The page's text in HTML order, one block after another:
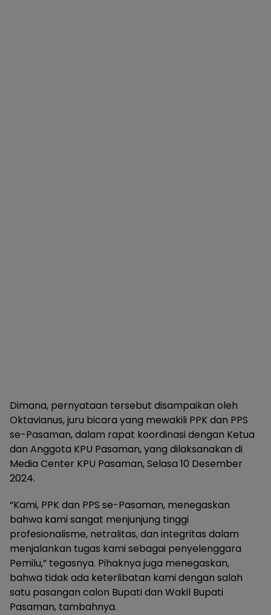
Dimana, pernyataan tersebut disampaikan oleh
Oktavianus, juru bicara yang mewakili PPK dan PPS
se-Pasaman, dalam rapat koordinasi dengan Ketua
dan Anggota KPU Pasaman, yang dilaksanakan di
Media Center KPU Pasaman, Selasa 10 Desember
2024.
“Kami, PPK dan PPS se-Pasaman, menegaskan
bahwa kami sangat menjunjung tinggi
profesionalisme, netralitas, dan integritas dalam
menjalankan tugas kami sebagai penyelenggara
Pemilu,” tegasnya. Pihaknya juga menegaskan,
bahwa tidak ada keterlibatan kami dengan salah
satu pasangan calon Bupati dan Wakil Bupati
Pasaman, tambahnya.